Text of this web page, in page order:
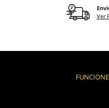
Ver